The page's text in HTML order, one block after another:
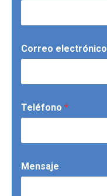
Correo electrónico
Teléfono *
Mensaje